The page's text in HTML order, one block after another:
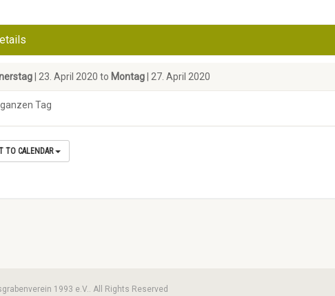
| 23. April 2020 to Montag | 27. April 2020
Tag
TO CALENDAR
1993 e.V.. All Rights Reserved